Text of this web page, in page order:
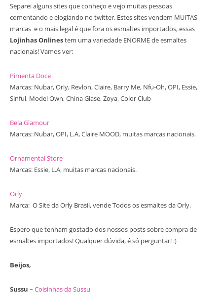
Separei alguns sites que conheço e vejo muitas pessoas
comentando e elogiando no twitter. Estes sites vendem MUITAS
marcas e o mais legal é que fora os esmaltes importados, essas
Lojinhas Onlinestem uma variedade ENORME de esmaltes
nacionais! Vamos ver:
Pimenta Doce
Marcas: Nubar, Orly, Revlon, Claire, Barry Me, Nfu-Oh, OPI, Essie,
Sinful, Model Own, China Glase, Zoya, Color Club
Bela Glamour
Marcas: Nubar, OPI, L.A, Claire MOOD, muitas marcas nacionais.
Ornamental Store
Marcas: Essie, L.A, muitas marcas nacionais.
Orly
Marca: O Site da Orly Brasil, vende Todos os esmaltes da Orly.
Espero que tenham gostado dos nossos posts sobre compra de
esmaltes importados! Qualquer dúvida, é só perguntar! :)
Beijos,
Sussu – Coisinhas da Sussu